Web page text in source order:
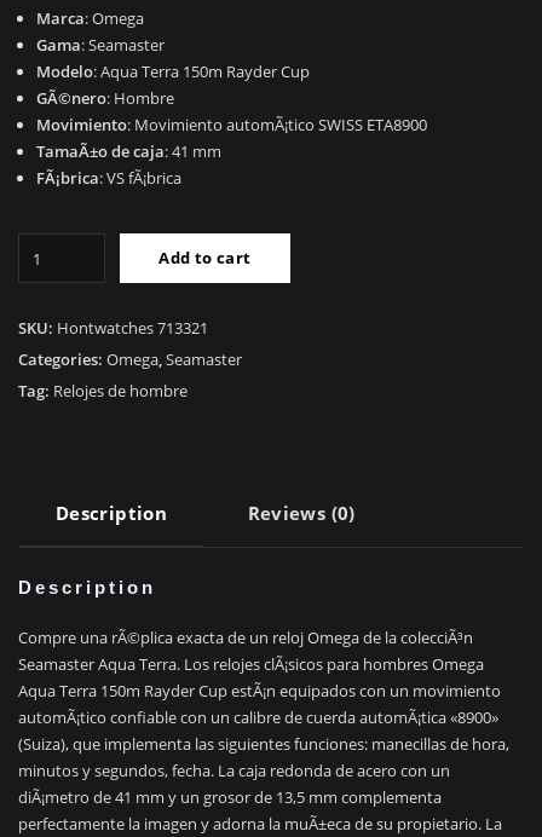
Marca: Omega
Gama: Seamaster
Modelo: Aqua Terra 150m Rayder Cup
GÃ©nero: Hombre
Movimiento: Movimiento automÃ¡tico SWISS ETA8900
TamaÃ±o de caja: 41 mm
FÃ¡brica: VS fÃ¡brica
Terra
150m
Rayder
Add to cart
SKU: Hontwatches 713321
Categories: Omega,Seamaster
Tag: Relojes de hombre
Description Reviews (0)
Description
Compre una rÃ©plica exacta de un reloj Omega de la colecciÃ³n
Seamaster Aqua Terra. Los relojes clÃ¡sicos para hombres Omega
Aqua Terra 150m Rayder Cup estÃ¡n equipados con un movimiento
automÃ¡tico confiable con un calibre de cuerda automÃ¡tica «8900»
(Suiza), que implementa las siguientes funciones: manecillas de hora,
minutos y segundos, fecha. La caja redonda de acero con un
diÃ¡metro de 41 mm y un grosor de 13,5 mm complementa
perfectamente la imagen y adorna la muÃ±eca de su propietario. La